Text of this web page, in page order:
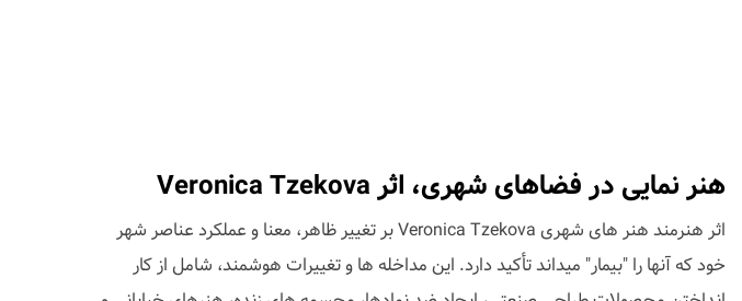
هنر نمایی در فضاهای شهری، اثر Veronica Tzekova
اثر هنرمند هنر های شهری Veronica Tzekova بر تغییر ظاهر، معنا و عملکرد عناصر شهر
خود که آنها را "بیمار" میداند تأکید دارد. این مداخله ها و تغییرات هوشمند، شامل از کار